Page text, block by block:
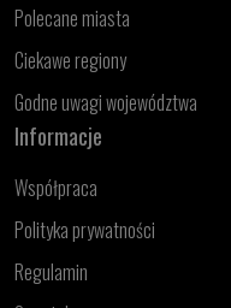
Polecane miasta
Ciekawe regiony
Godne uwagi województwa
Informacje
Współpraca
Polityka prywatności
Regulamin